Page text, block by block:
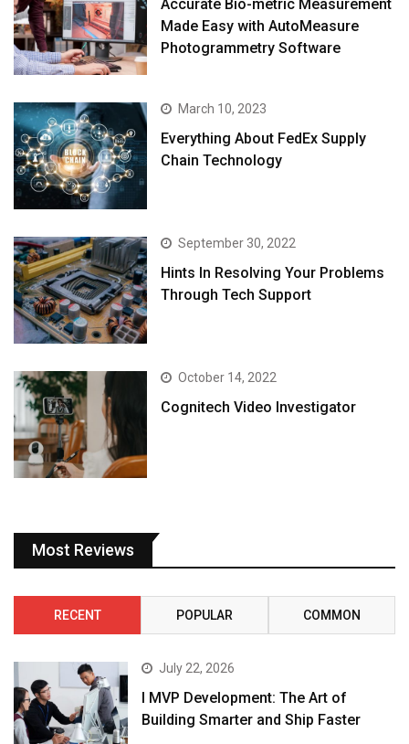
Accurate Bio-metric Measurement
Made Easy with AutoMeasure
Photogrammetry Software
March 10, 2023
Everything About FedEx Supply
Chain Technology
September 30, 2022
Hints In Resolving Your Problems
Through Tech Support
October 14, 2022
Cognitech Video Investigator
Most Reviews
RECENT POPULAR COMMON
July 22, 2026
I MVP Development: The Art of
Building Smarter and Ship Faster